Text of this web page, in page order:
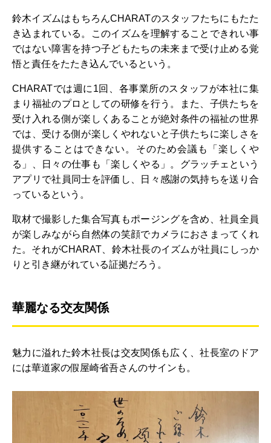
鈴木イズムはもちろんCHARATのスタッフたちにもたた
き込まれている。このイズムを理解することできれい事
ではない障害を持つ子どもたちの未来まで受け止める覚
悟と責任をたたき込んでいるという。
CHARATでは週に1回、各事業所のスタッフが本社に集
まり福祉のプロとしての研修を行う。また、子供たちを
受け入れる側が楽しくあることが絶対条件の福祉の世界
では、受ける側が楽しくやれないと子供たちに楽しさを
提供することはできない。そのため会議も「楽しくや
る」、日々の仕事も「楽しくやる」。グラッチェという
アプリで社員同士を評価し、日々感謝の気持ちを送り合
っているという。
取材で撮影した集合写真もポージングを含め、社員全員
が楽しみながら自然体の笑顔でカメラにおさまってくれ
た。それがCHARAT、鈴木社長のイズムが社員にしっか
りと引き継がれている証拠だろう。
華麗なる交友関係
魅力に溢れた鈴木社長は交友関係も広く、社長室のドア
には華道家の假屋崎省吾さんのサインも。